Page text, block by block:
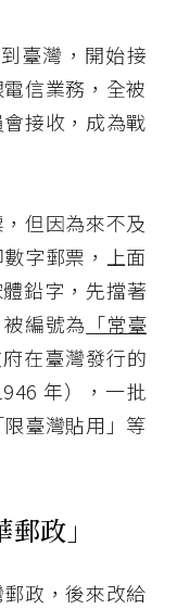
臺灣，開始接
信業務，全被
接收，成為戰
但因為來不及
字郵票，上面
鉛字，先擋著
編號為 「常臺
在臺灣發行的
年），一批
限臺灣貼用」等
政」
政，後來改給